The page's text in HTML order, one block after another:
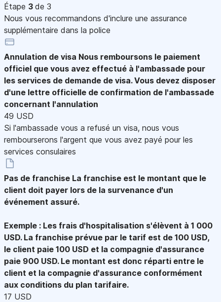
Étape 3 de 3
Nous vous recommandons d'inclure une assurance
supplémentaire dans la police
Annulation de visa Nous remboursons le paiement
officiel que vous avez effectué à l'ambassade pour
les services de demande de visa. Vous devez disposer
d'une lettre officielle de confirmation de l'ambassade
concernant l'annulation
49 USD
Si l'ambassade vous a refusé un visa, nous vous
rembourserons l'argent que vous avez payé pour les
services consulaires
Pas de franchise La franchise est le montant que le
client doit payer lors de la survenance d'un
événement assuré.
Exemple : Les frais d'hospitalisation s'élèvent à 1 000
USD. La franchise prévue par le tarif est de 100 USD,
le client paie 100 USD et la compagnie d'assurance
paie 900 USD. Le montant est donc réparti entre le
client et la compagnie d'assurance conformément
aux conditions du plan tarifaire.
17 USD